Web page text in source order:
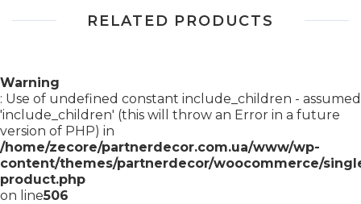
RELATED PRODUCTS
Warning
: Use of undefined constant include_children - assumed
'include_children' (this will throw an Error in a future
version of PHP) in
/home/zecore/partnerdecor.com.ua/www/wp-
content/themes/partnerdecor/woocommerce/
product.php
on line506